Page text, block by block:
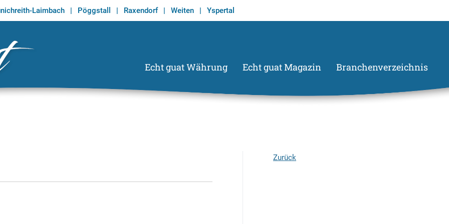
Laimbach | Pöggstall | Raxendorf | Weiten | Yspertal
Wirtschaftsregion Tor zum WaldviertelEcht guat Währung Echt guat Magazin Branchenverzeichnis
Zurück